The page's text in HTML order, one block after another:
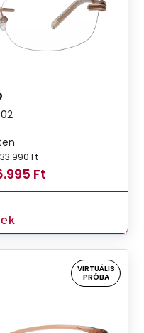
33.990 Ft
Ft
VIRTUÁLIS
PRÓBA